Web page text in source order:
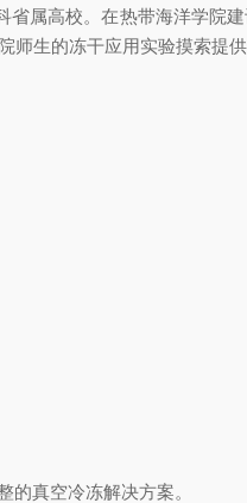
属高校。在热带海洋学院
生的冻干应用实验摸索提供
真空冷冻解决方案。